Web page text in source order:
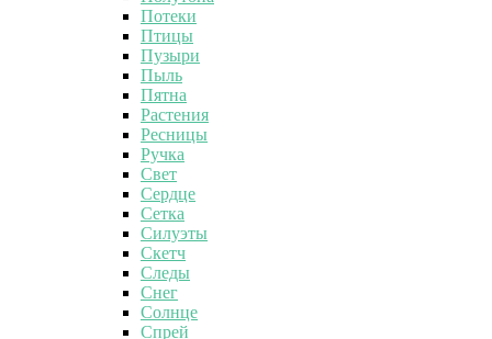
Потеки
Птицы
Пузыри
Пыль
Пятна
Растения
Ресницы
Ручка
Свет
Сердце
Сетка
Силуэты
Скетч
Следы
Снег
Солнце
Спрей